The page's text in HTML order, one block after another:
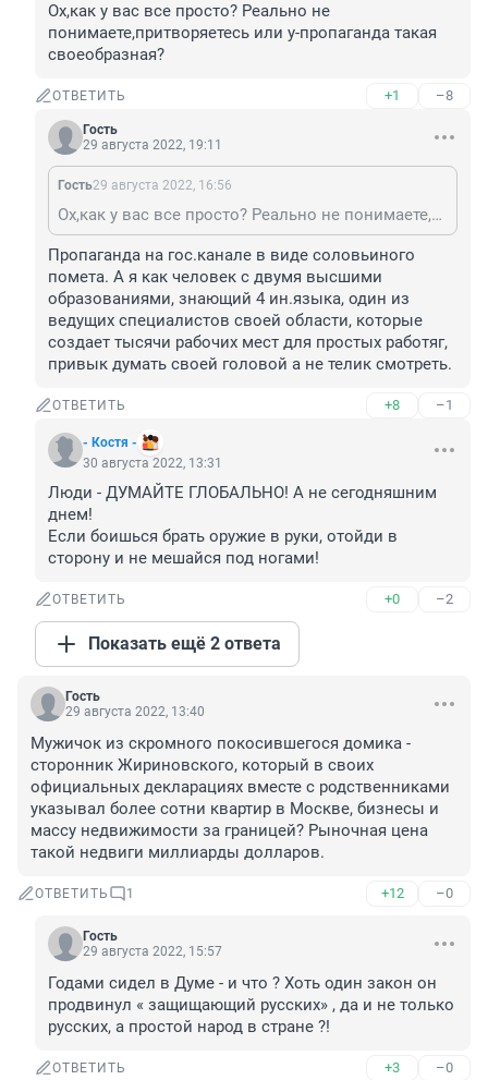
Ох,как у вас все просто? Реально не
понимаете,притворяетесь или у-пропаганда такая
своеобразная?
ОТВЕТИТЬ +1 –8
Гость
29 августа 2022, 19:11
Гость29 августа 2022, 16:56
Ох,как у вас все просто? Реально не понимаете,притворяетесь или у-пропаганда такая своеобразная?
Пропаганда на гос.канале в виде соловьиного
помета. А я как человек с двумя высшими
образованиями, знающий 4 ин.языка, один из
ведущих специалистов своей области, которые
создает тысячи рабочих мест для простых работяг,
привык думать своей головой а не телик смотреть.
ОТВЕТИТЬ +8 –1
- Костя -
30 августа 2022, 13:31
Люди - ДУМАЙТЕ ГЛОБАЛЬНО! А не сегодняшним
днем!
Если боишься брать оружие в руки, отойди в
сторону и не мешайся под ногами!
ОТВЕТИТЬ +0 –2
Показать ещё 2 ответа
Гость
29 августа 2022, 13:40
Мужичок из скромного покосившегося домика -
сторонник Жириновского, который в своих
официальных декларациях вместе с родственниками
указывал более сотни квартир в Москве, бизнесы и
массу недвижимости за границей? Рыночная цена
такой недвиги миллиарды долларов.
ОТВЕТИТЬ 1 +12 –0
Гость
29 августа 2022, 15:57
Годами сидел в Думе - и что ? Хоть один закон он
продвинул « защищающий русских» , да и не только
русских, а простой народ в стране ?!
ОТВЕТИТЬ +3 –0